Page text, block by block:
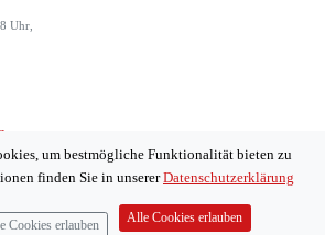
Uhr,
um bestmögliche Funktionalität bieten zu
finden Sie in unsererDatenschutzerklärung
Cookies erlauben
Alle Cookies erlauben